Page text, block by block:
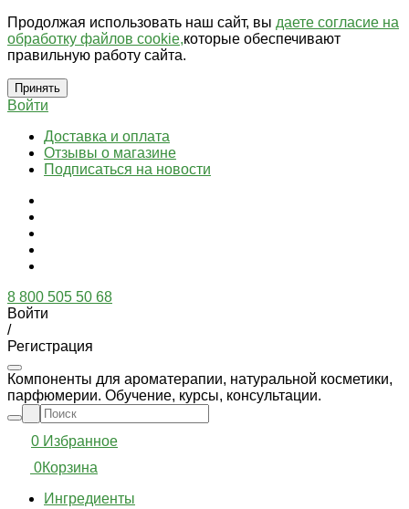
Продолжая использовать наш сайт, вы даете согласие на
обработку файлов cookie,которые обеспечивают
правильную работу сайта.
Принять
Войти
Доставка и оплата
Отзывы о магазине
Подписаться на новости
8 800 505 50 68
Войти
/
Регистрация
Компоненты для ароматерапии, натуральной косметики,
парфюмерии. Обучение, курсы, консультации.
0 Избранное
0Корзина
Ингредиенты